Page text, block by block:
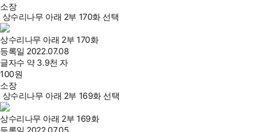
소장
상수리나무 아래 2부 170화 선택
상수리나무 아래 2부 170화
등록일 2022.07.08
글자수 약 3.9천 자
100원
소장
상수리나무 아래 2부 169화 선택
상수리나무 아래 2부 169화
등록일 2022.07.05